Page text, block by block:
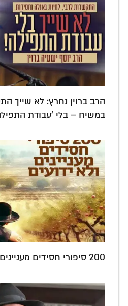
הרב ברוין נחרץ: לא שייך
במשיח – בלי 'עבודת
200 סיפורי חסידים מעניינים ולא ידועים